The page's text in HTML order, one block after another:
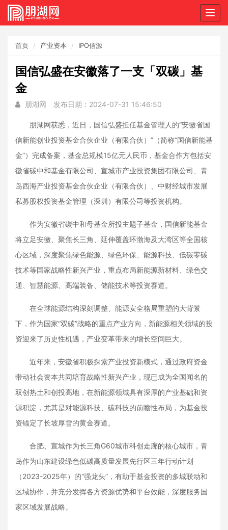
首页 产业资本 IPO信源
国信弘盛在安徽落了一支「双碳」基
金
朋湖网 发布日期：2024-07-31 15:46:50
朋湖网获悉，近日，国信弘盛担任基金管理人的“安徽省国
信新能创业投资基金合伙企业（有限合伙）”（简称“国信新能基
金”）完成备案，基金总规模15亿元人民币，基金合作方包括安
徽省碳中和基金有限公司、宣城市产业投资集团有限公司、青
岛西海产业投资基金合伙企业（有限合伙）、中财经城市发展
私募股权投资基金管理（深圳）有限公司等投资机构。
作为安徽省碳中和母基金所投主题子基金，国信新能基金
将立足安徽、聚焦长三角、延伸覆盖环渤海及大湾区等全国核
心区域，深度聚焦绿色能源、绿色环保、能源科技、低碳零碳
技术等国家战略性新兴产业，重点布局新能源新材料、绿色交
通、智慧能源、高端装备、储能技术等投资赛道。
在全球能源结构深刻调整、能源安全格局重塑的大背景
下，作为国家“双碳”战略的重点产业方向，新能源相关领域的投
资迎来了历史性机遇，产业变革带来的增长空间巨大。
近年来，安徽省积极探索产业投资新模式，通过政府资金
带动社会资本共同培育战略性新兴产业，现已成为全国闻名的
双创热土和创投高地，在新能源领域具有深厚的产业基础和资
源积淀，尤其是对能源科技、碳科技的前瞻性布局，为基金投
资锚定了长坡厚雪的黄金赛道。
合肥、宣城作为长三角G60城市科创走廊的核心城市，青
岛作为山东建设绿色低碳高质量发展先行区三年行动计划
（2023-2025年）的“强龙头”，有助于基金投资的多城联动和
区域协作，并充分发挥各方资源优势和平台效能，深度服务国
家区域发展战略。